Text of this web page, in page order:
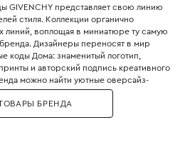
GIVENCHY представляет свою линию
стиля. Коллекции органично
линий, воплощая в миниатюре ту самую
Дизайнеры переносят в мир
коды Дома: знаменитый логотип,
и авторский подпись креативного
можно найти уютные оверсайз-
с лозунгами и стильные
Kids отличает использование
и безупречный пошив, характерные
БРЕНДА